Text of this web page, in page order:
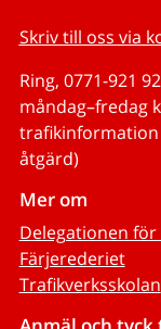
Skriv till oss via
Ring, 0771-921
måndag–fredag
trafikinformation
åtgärd)
Mer om
Delegationen
Färjerederiet
Trafikverksskolan